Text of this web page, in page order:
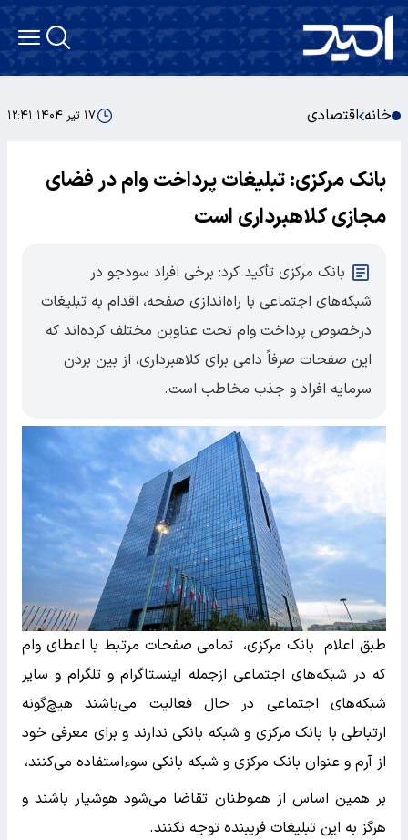
خانه اقتصادی ۱۷ تیر ۱۴۰۴ ۱۲:۴۱
بانک مرکزی: تبلیغات پرداخت وام در فضای
مجازی کلاهبرداری است
بانک مرکزی تأکید کرد: برخی افراد سودجو در
شبکه‌های اجتماعی با راه‌اندازی صفحه، اقدام به تبلیغات
درخصوص پرداخت وام تحت عناوین مختلف کرده‌اند که
این صفحات صرفاً دامی برای کلاهبرداری، از بین بردن
سرمایه افراد و جذب مخاطب است.
طبق اعلام بانک مرکزی، تمامی صفحات مرتبط با اعطای وام
که در شبکه‌های اجتماعی ازجمله اینستاگرام و تلگرام و سایر
شبکه‌های اجتماعی در حال فعالیت می‌باشند هیچ‌گونه
ارتباطی با بانک مرکزی و شبکه بانکی ندارند و برای معرفی خود
از آرم و عنوان بانک مرکزی و شبکه بانکی سوءاستفاده می‌کنند،
بر همین اساس از هموطنان تقاضا می‌شود هوشیار باشند و
هرگز به این تبلیغات فریبنده توجه نکنند.